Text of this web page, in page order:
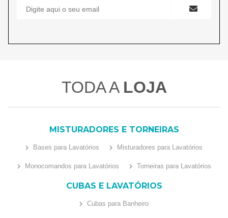
TODA A LOJA
MISTURADORES E TORNEIRAS
Bases para Lavatórios Misturadores para Lavatórios
Monocomandos para Lavatórios Torneiras para Lavatórios
CUBAS E LAVATÓRIOS
Cubas para Banheiro